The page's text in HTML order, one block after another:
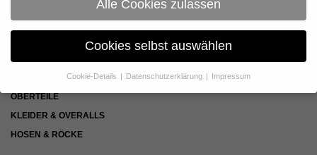
+49 40 46009041
KOLLEKTION
OBERTEILE
KLEIDER & OVERALLS
HOSEN & RÖCKE
Alle Cookies zulassen
Cookies selbst auswählen
Cookie-Details Datenschutzerklärung Impressum
Datenschutzeinstellungen
Wenn Sie unter 16 Jahre alt sind und Ihre Zustimmung zu
freiwilligen Diensten geben möchten, müssen Sie Ihre